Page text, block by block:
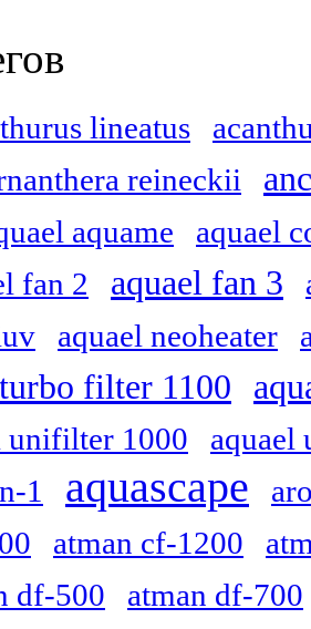
lineatus
reineckii
aquame
aquael
fan 2 aquael fan 3
aquael neoheater
filter 1100
unifilter 1000
aquael
1
aquascape
atman cf-1200
df-500
atman df-700